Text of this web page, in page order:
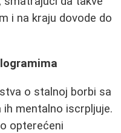
i na kraju dovode do
o stalnoj borbi sa
mentalno iscrpljuje.
opterećeni